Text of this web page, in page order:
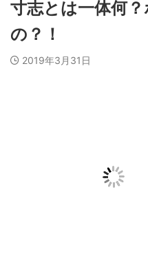
寸志とは一体何
の？！
2019年3月31日